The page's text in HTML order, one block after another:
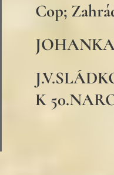
Cop;
JOHANKA
K